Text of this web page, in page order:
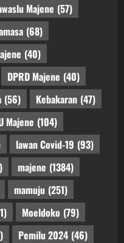
Majene (57)
(68)
(40)
DPRD Majene (40)
(56) Kebakaran (47)
Majene (104)
lawan Covid-19 (93)
majene (1384)
mamuju (251)
Moeldoko (79)
Pemilu 2024 (46)